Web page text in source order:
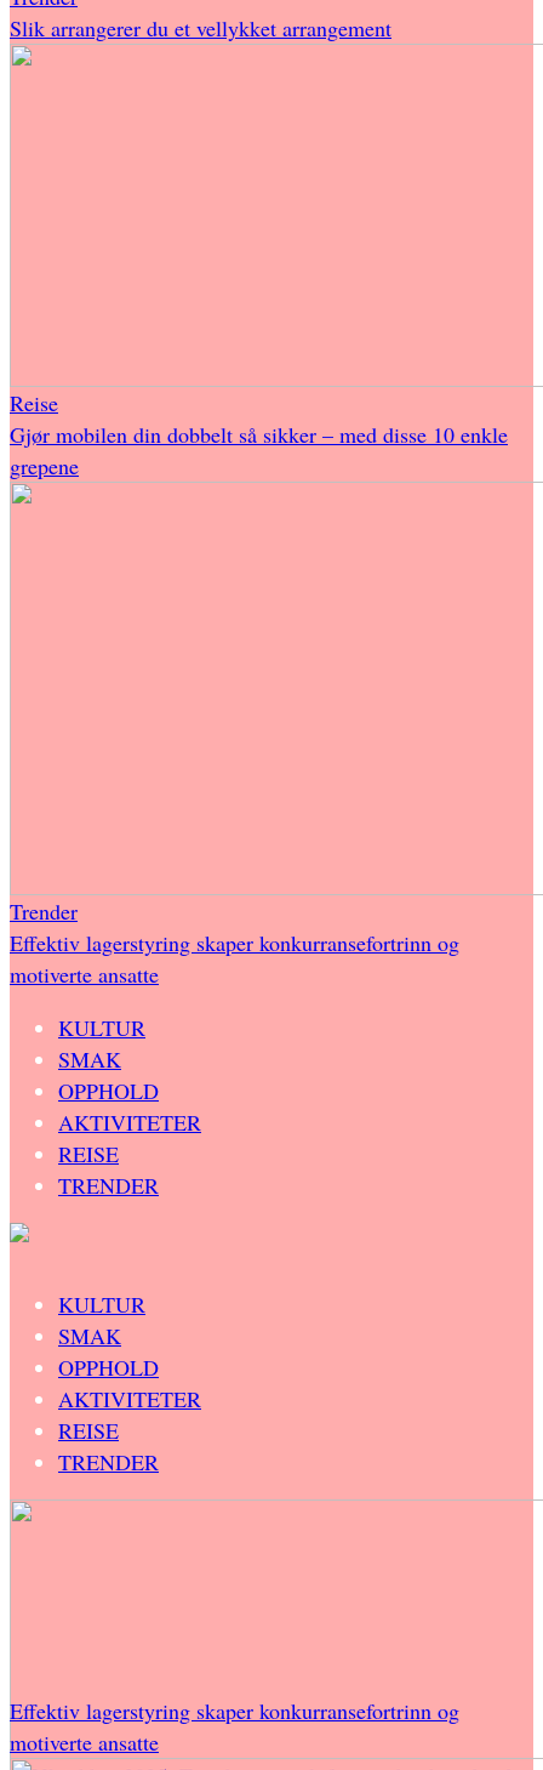
Slik arrangerer du et vellykket arrangement
Reise
Gjør mobilen din dobbelt så sikker – med disse 10 enkle
grepene
Trender
Effektiv lagerstyring skaper konkurransefortrinn og
motiverte ansatte
KULTUR
SMAK
OPPHOLD
AKTIVITETER
REISE
TRENDER
KULTUR
SMAK
OPPHOLD
AKTIVITETER
REISE
TRENDER
Effektiv lagerstyring skaper konkurransefortrinn og
motiverte ansatte